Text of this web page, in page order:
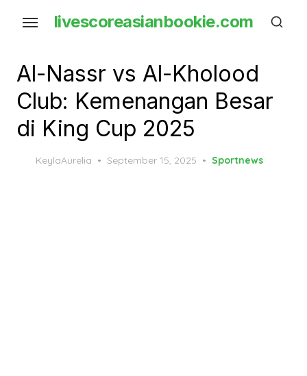
content
livescoreasianbookie.com
Al-Nassr vs Al-Kholood
Club: Kemenangan Besar
di King Cup 2025
KeylaAurelia
Posted
September 15, 2025 Sportnews